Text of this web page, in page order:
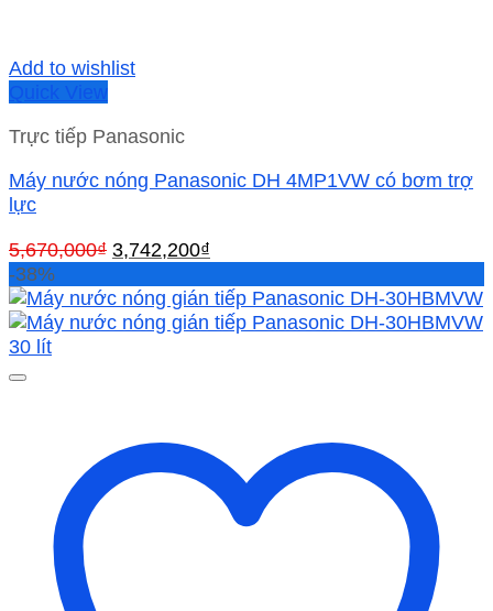
Add to wishlist
Quick View
Trực tiếp Panasonic
Máy nước nóng Panasonic DH 4MP1VW có bơm trợ
lực
5,670,000₫ Giá
là:
5,670,000₫.
3,742,200₫
tại
là:
-38%